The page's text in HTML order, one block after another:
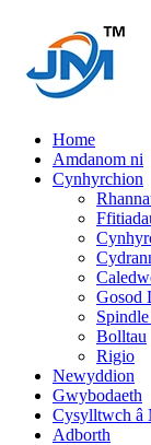
Home
Amdanom ni
Cynhyrchion
Gosod
Bolltau
Rigio
Newyddion
Gwybodaeth
Cysylltwch â
Adborth